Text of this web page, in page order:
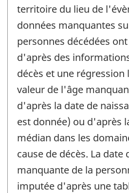
territoire du lieu de
données manquantes
personnes décédées
d'après des
décès et une régression
valeur de l'âge
d'après la date de
est donnée) ou d'après
médian dans les
cause de décès. La date
manquante de la
imputée d'après une